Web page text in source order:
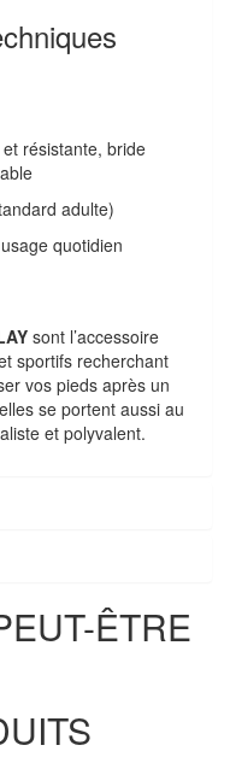
résistante, bride
adulte)
quotidien
sont l’accessoire
sportifs recherchant
vos pieds après un
se portent aussi au
et polyvalent.
ÊTRE